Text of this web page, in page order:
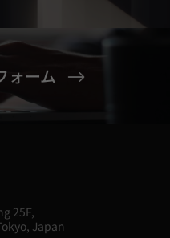
ォーム
25F,
Japan